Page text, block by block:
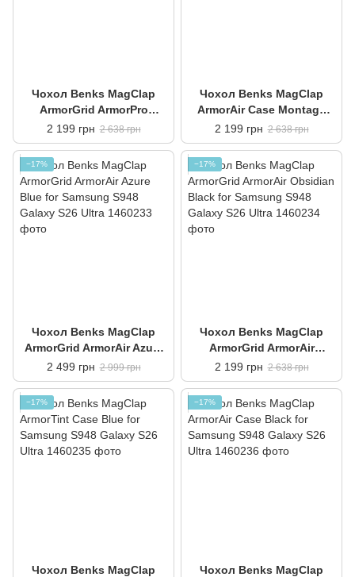
Чохол Benks MagClap
ArmorGrid ArmorPro
Obsidian Black for
Samsung S948 Galaxy S26
2 199 грн 2 638 грн
Чохол Benks MagClap
ArmorAir Case Montage
Black for Samsung S948
Galaxy S26 Ultra
2 199 грн 2 638 грн
−17%
Чохол Benks MagClap
ArmorGrid ArmorAir Azure
Blue for Samsung S948
Galaxy S26 Ultra
2 499 грн 2 999 грн
−17%
Чохол Benks MagClap
ArmorGrid ArmorAir
Obsidian Black for
Samsung S948 Galaxy S26
2 199 грн 2 638 грн
−17%
Чохол Benks MagClap
−17%
Чохол Benks MagClap